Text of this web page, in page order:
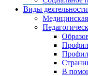
Виды деятельности
Медицинская
В